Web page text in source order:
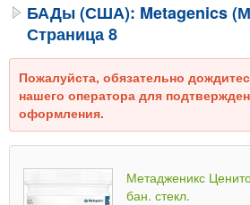
БАДы (США): Metagenics
Страница 8
Пожалуйста, обязательно
нашего оператора для
оформления.
Метадженикс
бан. стекл.